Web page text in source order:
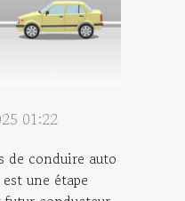
01:22
de conduire auto
une étape